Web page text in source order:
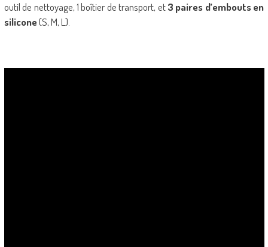
outil de nettoyage, 1 boîtier de transport, et3 paires d’embouts en
silicone(S, M, L).